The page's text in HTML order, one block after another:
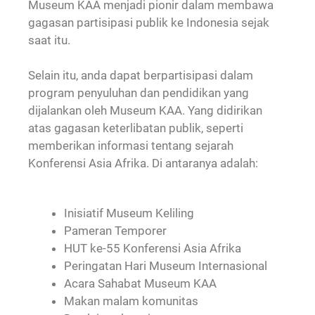
Museum KAA menjadi pionir dalam membawa
gagasan partisipasi publik ke Indonesia sejak
saat itu.
Selain itu, anda dapat berpartisipasi dalam
program penyuluhan dan pendidikan yang
dijalankan oleh Museum KAA. Yang didirikan
atas gagasan keterlibatan publik, seperti
memberikan informasi tentang sejarah
Konferensi Asia Afrika. Di antaranya adalah:
Inisiatif Museum Keliling
Pameran Temporer
HUT ke-55 Konferensi Asia Afrika
Peringatan Hari Museum Internasional
Acara Sahabat Museum KAA
Makan malam komunitas